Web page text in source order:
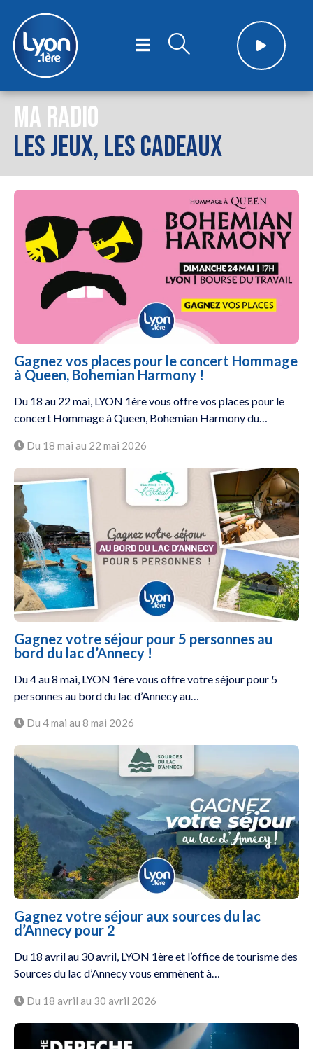
MA RADIO
LES JEUX, LES CADEAUX
Gagnez vos places pour le concert Hommage
à Queen, Bohemian Harmony !
Du 18 au 22 mai, LYON 1ère vous offre vos places pour le
concert Hommage à Queen, Bohemian Harmony du…
Du 18 mai au 22 mai 2026
Gagnez votre séjour pour 5 personnes au
bord du lac d’Annecy !
Du 4 au 8 mai, LYON 1ère vous offre votre séjour pour 5
personnes au bord du lac d’Annecy au…
Du 4 mai au 8 mai 2026
Gagnez votre séjour aux sources du lac
d’Annecy pour 2
Du 18 avril au 30 avril, LYON 1ère et l’office de tourisme des
Sources du lac d’Annecy vous emmènent à…
Du 18 avril au 30 avril 2026